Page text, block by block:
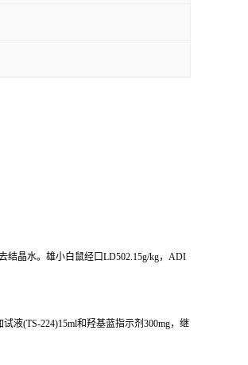
晶水。雄小白鼠经口LD502.15g/kg，ADI
液(TS-224)15ml和羟基蓝指示剂300mg，继